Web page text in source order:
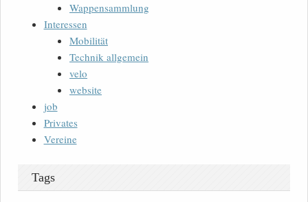
Wappensammlung
Interessen
Mobilität
Technik allgemein
velo
website
job
Privates
Vereine
Tags